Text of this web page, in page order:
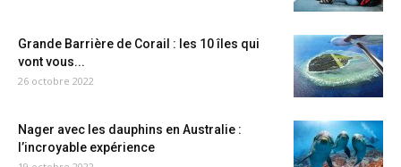
Grande Barrière de Corail : les 10 îles qui
vont vous...
26 octobre 2022
Nager avec les dauphins en Australie :
l’incroyable expérience